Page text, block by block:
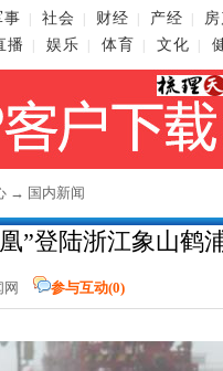
事 社会 财经 产经
播 娱乐 体育 文化
→ 国内新闻
”登陆浙江象山鹤
网 参与互动(0)